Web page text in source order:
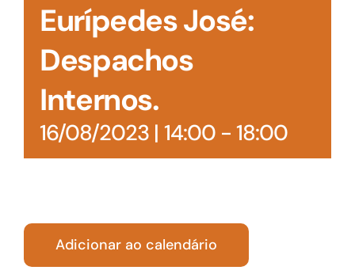
Eurípedes José:
Despachos
Internos.
16/08/2023 | 14:00- 18:00
Adicionar ao calendário